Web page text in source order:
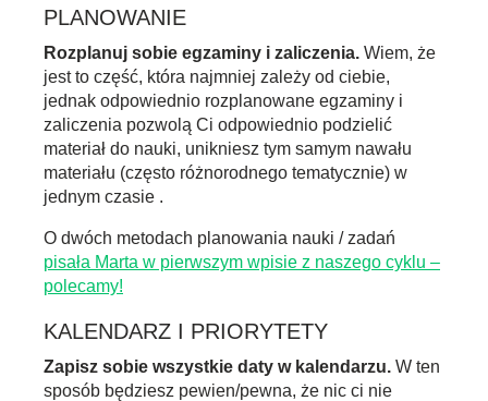
PLANOWANIE
Rozplanuj sobie egzaminy i zaliczenia. Wiem, że
jest to część, która najmniej zależy od ciebie,
jednak odpowiednio rozplanowane egzaminy i
zaliczenia pozwolą Ci odpowiednio podzielić
materiał do nauki, unikniesz tym samym nawału
materiału (często różnorodnego tematycznie) w
jednym czasie .
O dwóch metodach planowania nauki / zadań
pisała Marta w pierwszym wpisie z naszego cyklu –
polecamy!
KALENDARZ I PRIORYTETY
Zapisz sobie wszystkie daty w kalendarzu. W ten
sposób będziesz pewien/pewna, że nic ci nie